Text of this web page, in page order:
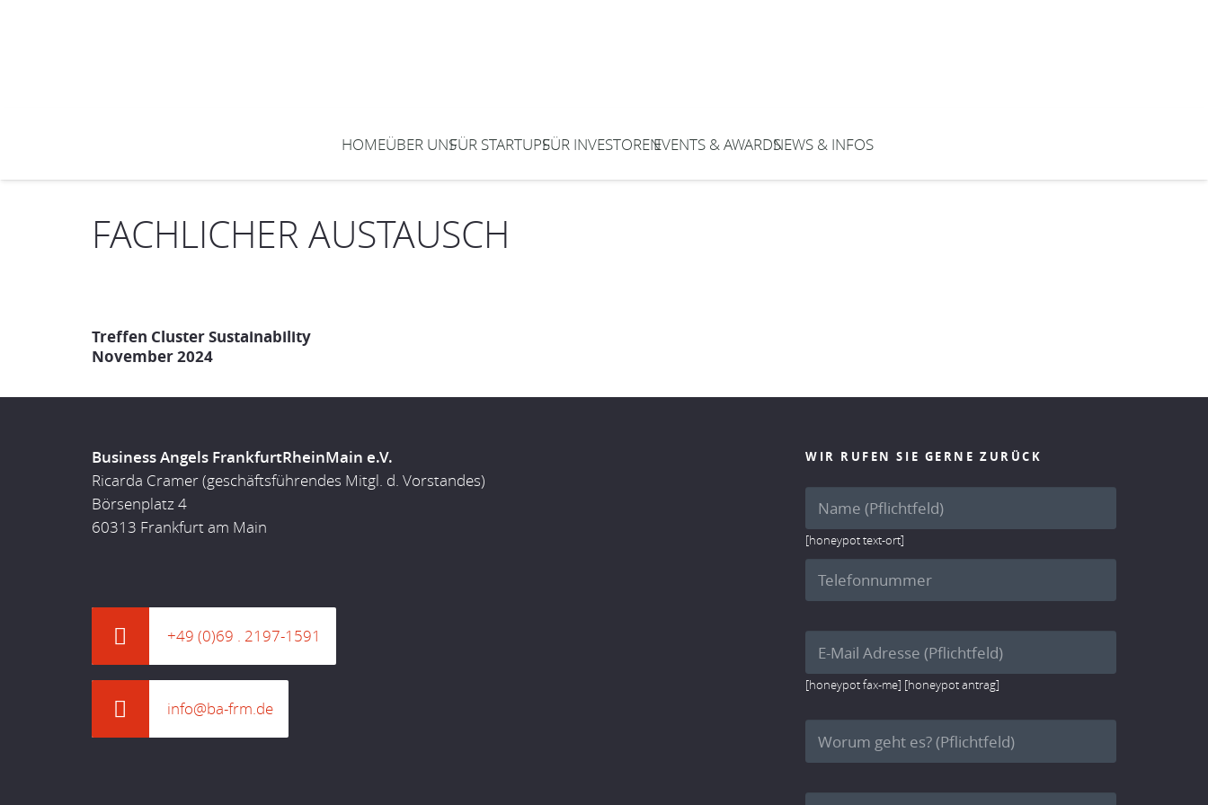
HOMEÜBER UNSFÜR STARTUPSFÜR INVESTORENEVENTS & AWARDSNEWS & INFOS
FACHLICHER AUSTAUSCH
Treffen Cluster Sustainability
November 2024
Business Angels FrankfurtRheinMain e.V.
Ricarda Cramer (geschäftsführendes Mitgl. d. Vorstandes)
Börsenplatz 4
60313 Frankfurt am Main
+49 (0)69 . 2197-1591
info@ba-frm.de
WIR RUFEN SIE GERNE ZURÜCK
[honeypot text-ort]
[honeypot fax-me] [honeypot antrag]